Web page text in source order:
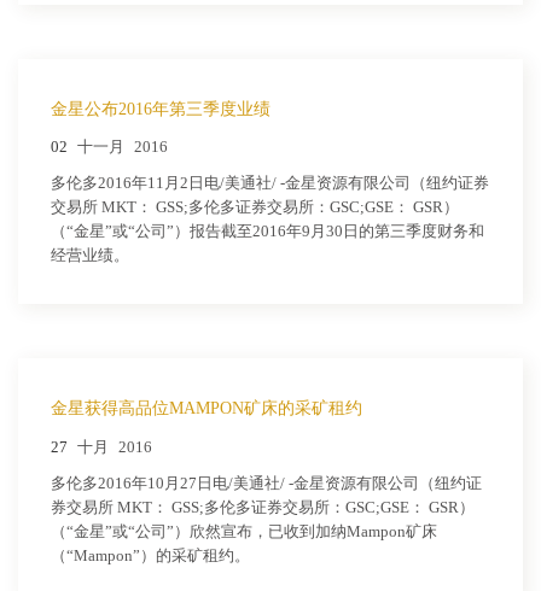
金星公布2016年第三季度业绩
02 十一月 2016
多伦多2016年11月2日电/美通社/ -金星资源有限公司（纽约证券
交易所 MKT： GSS;多伦多证券交易所：GSC;GSE： GSR）
（“金星”或“公司”）报告截至2016年9月30日的第三季度财务和
经营业绩。
金星获得高品位MAMPON矿床的采矿租约
27 十月 2016
多伦多2016年10月27日电/美通社/ -金星资源有限公司（纽约证
券交易所 MKT： GSS;多伦多证券交易所：GSC;GSE： GSR）
（“金星”或“公司”）欣然宣布，已收到加纳Mampon矿床
（“Mampon”）的采矿租约。